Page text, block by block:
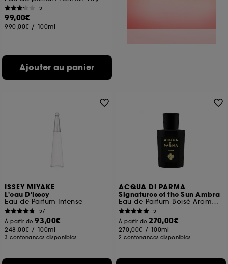
5
99,00€
990,00€ / 100ml
Ajouter au panier
ISSEY MIYAKE
L'eau D'Issey
Eau de Parfum Intense
57
À partir de93,00€
248,00€ / 100ml
3 contenances disponibles
ACQUA DI PARMA
Signatures of the Sun Ambra
Eau de Parfum Boisé Aromatique
5
À partir de270,00€
270,00€ / 100ml
2 contenances disponibles